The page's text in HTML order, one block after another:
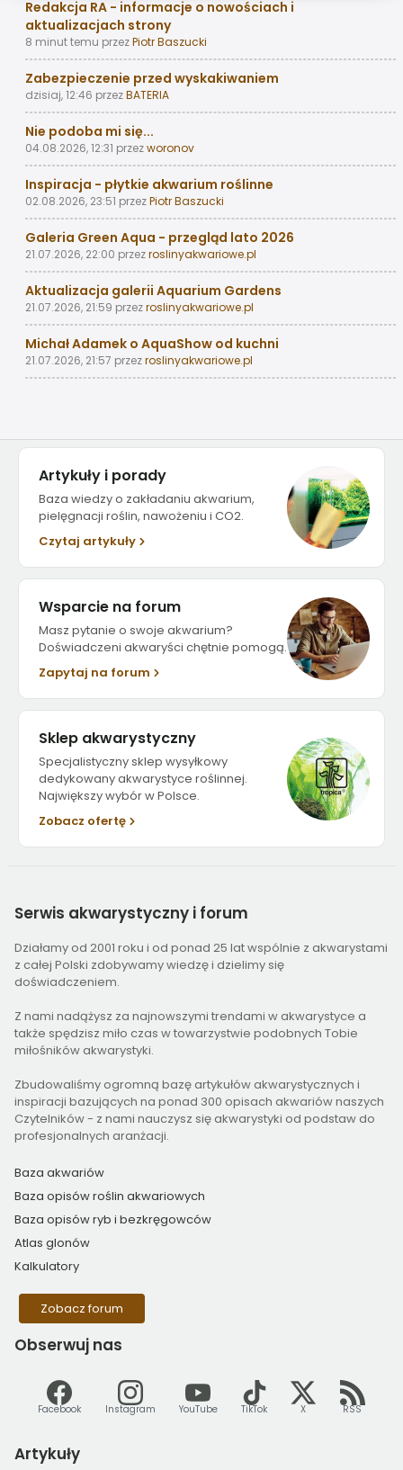
Redakcja RA - informacje o nowościach i
aktualizacjach strony
8 minut temu przezPiotr Baszucki
Zabezpieczenie przed wyskakiwaniem
dzisiaj, 12:46 przezBATERIA
Nie podoba mi się...
04.08.2026, 12:31 przezworonov
Inspiracja - płytkie akwarium roślinne
02.08.2026, 23:51 przezPiotr Baszucki
Galeria Green Aqua - przegląd lato 2026
21.07.2026, 22:00 przezroslinyakwariowe.pl
Aktualizacja galerii Aquarium Gardens
21.07.2026, 21:59 przezroslinyakwariowe.pl
Michał Adamek o AquaShow od kuchni
21.07.2026, 21:57 przezroslinyakwariowe.pl
Artykuły i porady
Baza wiedzy o zakładaniu akwarium,
pielęgnacji roślin, nawożeniu i CO2.
Czytaj artykuły
Wsparcie na forum
Masz pytanie o swoje akwarium?
Doświadczeni akwaryści chętnie pomogą.
Zapytaj na forum
Sklep akwarystyczny
Specjalistyczny sklep wysyłkowy
dedykowany akwarystyce roślinnej.
Największy wybór w Polsce.
Zobacz ofertę
Serwis akwarystyczny i forum
Działamy od 2001 roku i od ponad 25 lat wspólnie z akwarystami
z całej Polski zdobywamy wiedzę i dzielimy się
doświadczeniem.
Z nami nadążysz za najnowszymi trendami w akwarystyce a
także spędzisz miło czas w towarzystwie podobnych Tobie
miłośników akwarystyki.
Zbudowaliśmy ogromną bazę artykułów akwarystycznych i
inspiracji bazujących na ponad 300 opisach akwariów naszych
Czytelników - z nami nauczysz się akwarystyki od podstaw do
profesjonalnych aranżacji.
Baza akwariów
Baza opisów roślin akwariowych
Baza opisów ryb i bezkręgowców
Atlas glonów
Kalkulatory
Zobacz forum
Obserwuj nas
Facebook Instagram YouTube TikTok X RSS
Artykuły